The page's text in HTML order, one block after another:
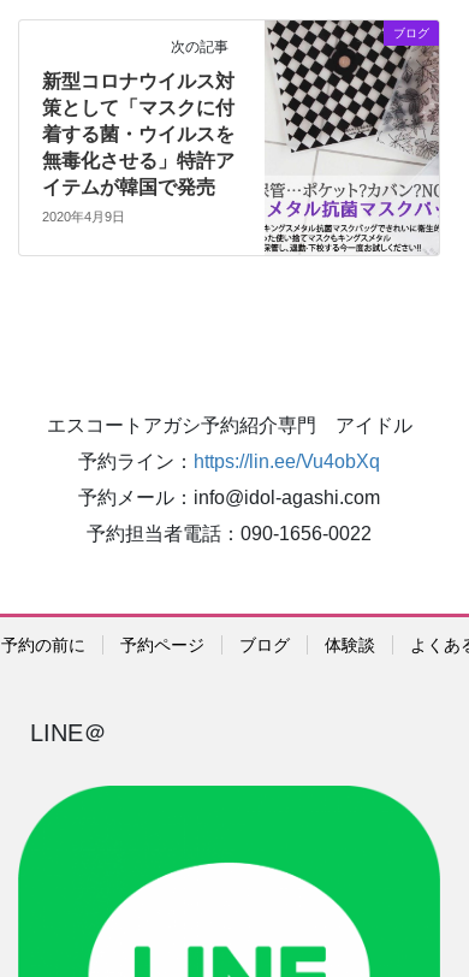
ブログ
次の記事
新型コロナウイルス対
策として「マスクに付
着する菌・ウイルスを
無毒化させる」特許ア
イテムが韓国で発売
2020年4月9日
エスコートアガシ予約紹介専門 アイドル
予約ライン： https://lin.ee/Vu4obXq
予約メール：info@idol-agashi.com
予約担当者電話：090-1656-0022
予約の前に 予約ページ ブログ 体験談 よくあ
LINE＠